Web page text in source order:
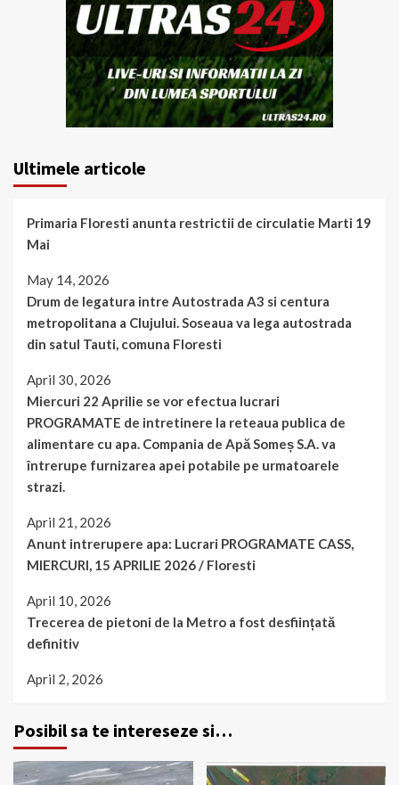
Ultimele articole
Primaria Floresti anunta restrictii de circulatie Marti 19
Mai
May 14, 2026
Drum de legatura intre Autostrada A3 si centura
metropolitana a Clujului. Soseaua va lega autostrada
din satul Tauti, comuna Floresti
April 30, 2026
Miercuri 22 Aprilie se vor efectua lucrari
PROGRAMATE de intretinere la reteaua publica de
alimentare cu apa. Compania de Apă Someș S.A. va
întrerupe furnizarea apei potabile pe urmatoarele
strazi.
April 21, 2026
Anunt intrerupere apa: Lucrari PROGRAMATE CASS,
MIERCURI, 15 APRILIE 2026 / Floresti
April 10, 2026
Trecerea de pietoni de la Metro a fost desființată
definitiv
April 2, 2026
Posibil sa te intereseze si…